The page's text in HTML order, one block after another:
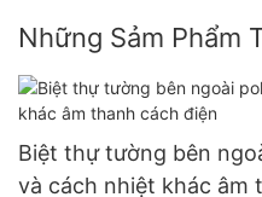
Những Sảm Phẩm
Biệt thự tường bên
và cách nhiệt khác âm